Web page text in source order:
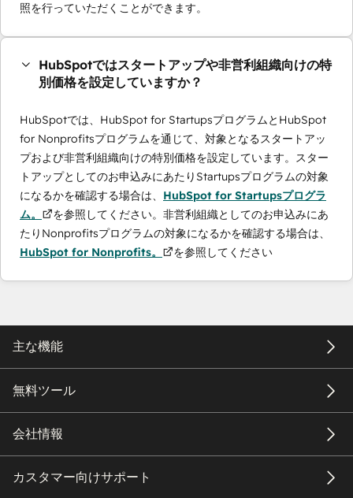
照を行っていただくことができます。
HubSpotではスタートアップや非営利組織向けの特
別価格を設定していますか？
HubSpotでは、HubSpot for StartupsプログラムとHubSpot
for Nonprofitsプログラムを通じて、対象となるスタートアッ
プおよび非営利組織向けの特別価格を設定しています。スター
トアップとしてのお申込みにあたりStartupsプログラムの対象
になるかを確認する場合は、 HubSpot for Startupsプログラ
ム。
を参照してください。非営利組織としてのお申込みにあ
たりNonprofitsプログラムの対象になるかを確認する場合は、
HubSpot for Nonprofits。
を参照してください
主な機能
無料ツール
会社情報
カスタマー向けサポート